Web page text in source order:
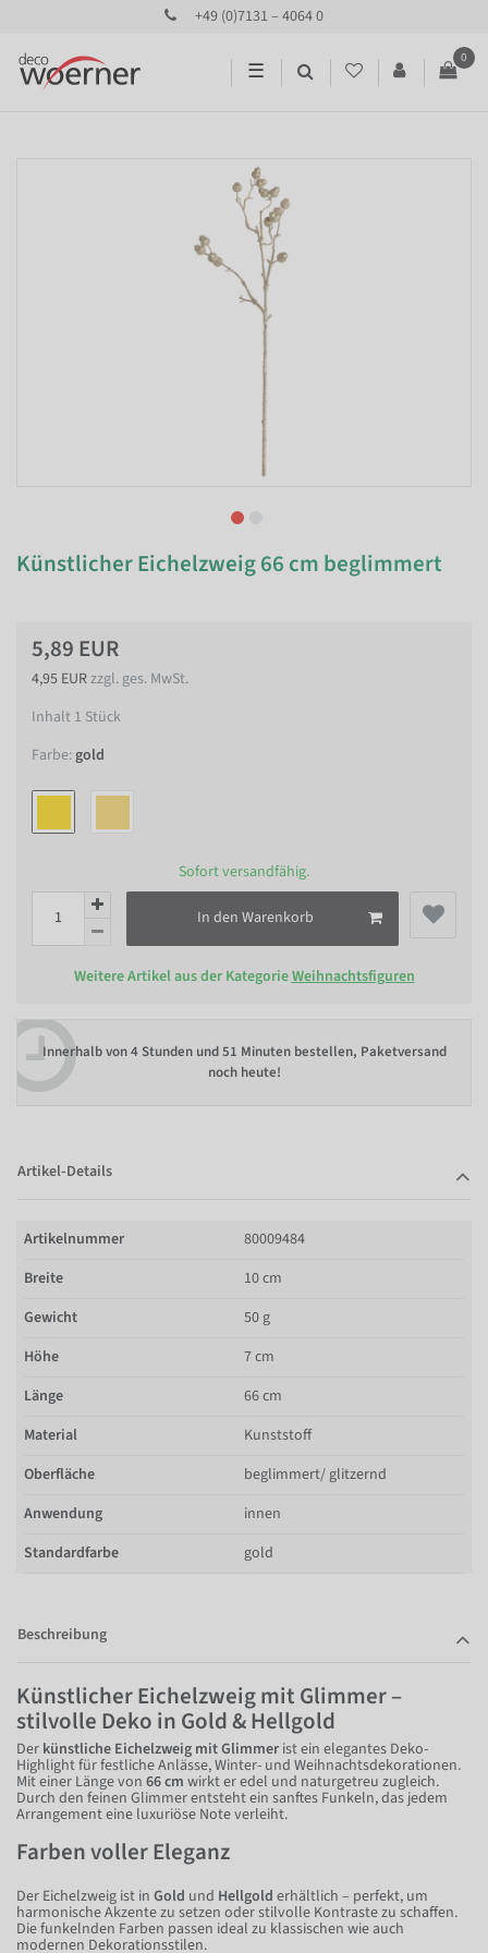
+49 (0)7131 – 4064 0
☰
0
Künstlicher Eichelzweig 66 cm beglimmert
5,89 EUR
4,95 EURzzgl. ges. MwSt.
Inhalt 1 Stück
Farbe:gold
Sofort versandfähig.
In den Warenkorb
Weitere Artikel aus der KategorieWeihnachtsfiguren
Innerhalb von4 Stunden und 51 Minuten bestellen, Paketversand
noch heute!
Artikel-Details
Artikelnummer
80009484
Breite
10 cm
Gewicht
50 g
Höhe
7 cm
Länge
66 cm
Material
Kunststoff
Oberfläche
beglimmert/ glitzernd
Anwendung
innen
Standardfarbe
gold
Beschreibung
Künstlicher Eichelzweig mit Glimmer –
stilvolle Deko in Gold & Hellgold
Der künstliche Eichelzweig mit Glimmer ist ein elegantes Deko-
Highlight für festliche Anlässe, Winter- und Weihnachtsdekorationen.
Mit einer Länge von 66 cm wirkt er edel und naturgetreu zugleich.
Durch den feinen Glimmer entsteht ein sanftes Funkeln, das jedem
Arrangement eine luxuriöse Note verleiht.
Farben voller Eleganz
Der Eichelzweig ist in Gold und Hellgold erhältlich – perfekt, um
harmonische Akzente zu setzen oder stilvolle Kontraste zu schaffen.
Die funkelnden Farben passen ideal zu klassischen wie auch
modernen Dekorationsstilen.